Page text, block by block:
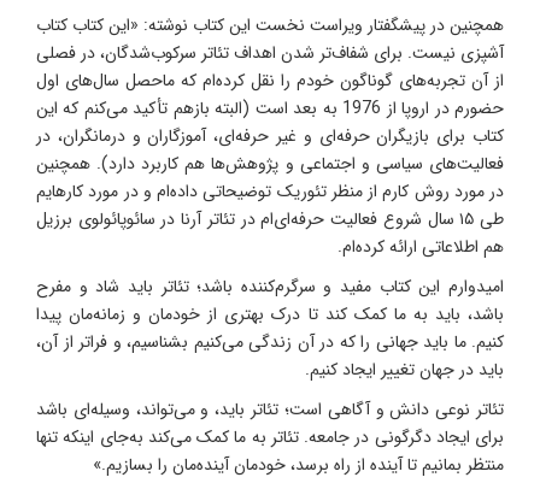
همچنین در پیشگفتار ویراست نخست این کتاب نوشته: «این کتاب کتاب
آشپزی نیست. برای شفاف‌تر شدن اهداف تئاتر سرکوب‌شدگان، در فصلی
از آن تجربه‌های گوناگون خودم را نقل کرده‌ام که ماحصل سال‌های اول
حضورم در اروپا از 1976 به بعد است (البته بازهم تأکید می‌کنم که این
کتاب برای بازیگران حرفه‌ای و غیر حرفه‌ای، آموزگاران و درمانگران، در
فعالیت‌های سیاسی و اجتماعی و پژوهش‌ها هم کاربرد دارد). همچنین
در مورد روش کارم از منظر تئوریک توضیحاتی داده‌ام و در مورد کارهایم
طی ۱۵ سال شروع فعالیت حرفه‌ای‌ام در تئاتر آرنا در سائوپائولوی برزیل
هم اطلاعاتی ارائه کرده‌ام.
امیدوارم این کتاب مفید و سرگرم‌کننده باشد؛ تئاتر باید شاد و مفرح
باشد، باید به ما کمک کند تا درک بهتری از خودمان و زمانه‌مان پیدا
کنیم. ما باید جهانی را که در آن زندگی می‌کنیم بشناسیم، و فراتر از آن،
باید در جهان تغییر ایجاد کنیم.
تئاتر نوعی دانش و آگاهی است؛ تئاتر باید، و می‌تواند، وسیله‌ای باشد
برای ایجاد دگرگونی در جامعه. تئاتر به ما کمک می‌کند به‌جای اینکه تنها
منتظر بمانیم تا آینده از راه برسد، خودمان آینده‌مان را بسازیم.»